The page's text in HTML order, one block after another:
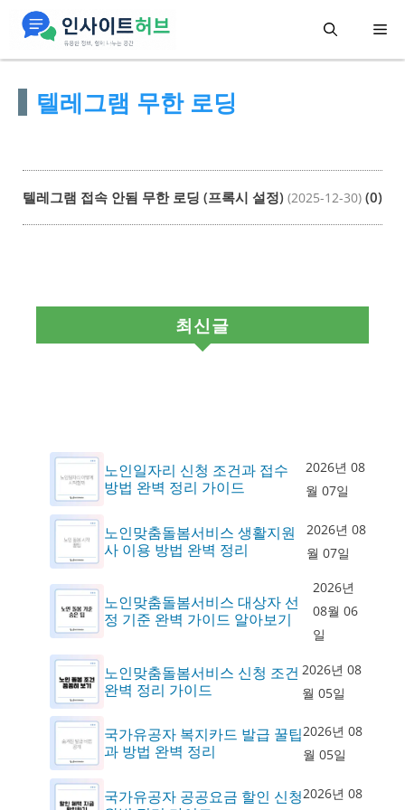
메
텔레그램 무한 로딩
텔레그램 접속 안됨 무한 로딩 (프록시 설정) (2025-12-30) (0)
최신글
노인일자리 신청 조건과 접수
방법 완벽 정리 가이드
2026년 08
월 07일
노인맞춤돌봄서비스 생활지원
사 이용 방법 완벽 정리
2026년 08
월 07일
노인맞춤돌봄서비스 대상자 선
정 기준 완벽 가이드 알아보기
2026년
08월 06
일
노인맞춤돌봄서비스 신청 조건
완벽 정리 가이드
2026년 08
월 05일
국가유공자 복지카드 발급 꿀팁
과 방법 완벽 정리
2026년 08
월 05일
국가유공자 공공요금 할인 신청2026년 08